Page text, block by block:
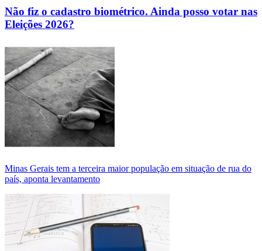
Não fiz o cadastro biométrico. Ainda posso votar nas
Eleições 2026?
Minas Gerais tem a terceira maior população em situação de rua do
país, aponta levantamento